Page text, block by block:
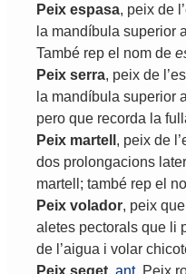
Peix espasa, peix de ’
la mandíbula superior
També rep el nom de
Peix serra, peix de ’
la mandíbula superior
pero que recorda la
Peix martell , peix de ’
dos prolongacions
martell ; també rep el
Peix volador, peix que
aletes pectorals que li
de ’aigua i volar